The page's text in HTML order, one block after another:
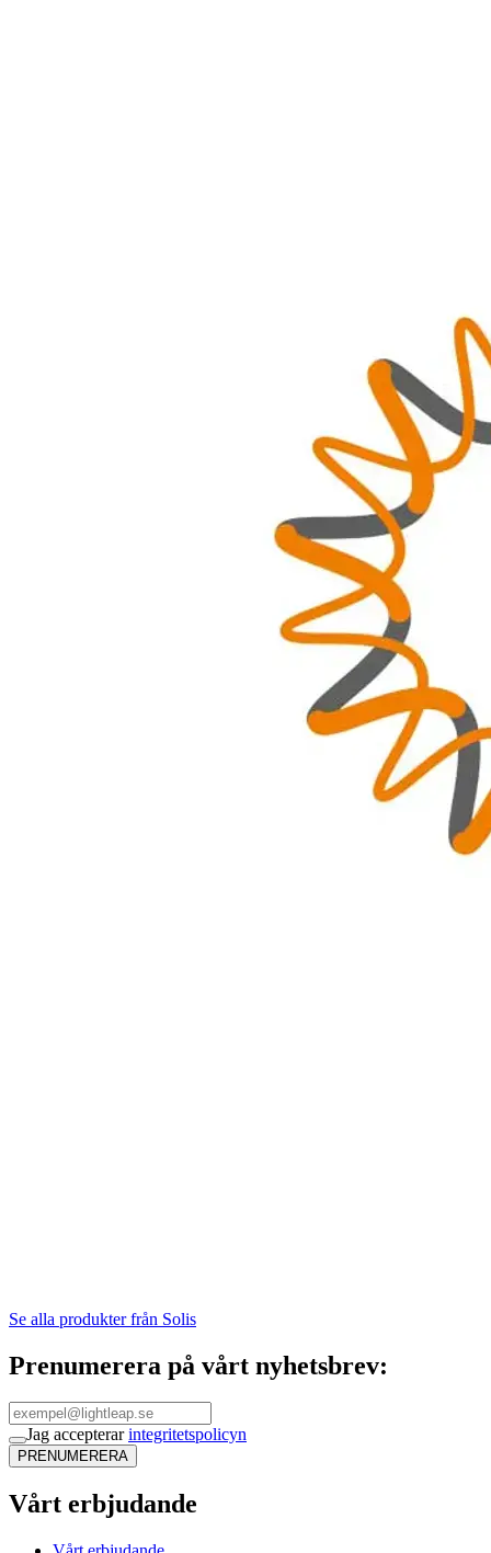
Se alla produkter från Solis
Prenumerera på vårt nyhetsbrev:
Jag accepterarintegritetspolicyn
PRENUMERERA
Vårt erbjudande